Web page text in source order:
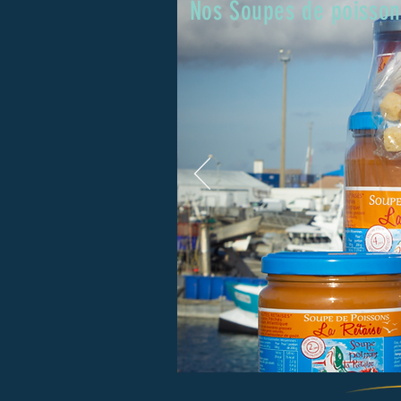
Nos Soupes de